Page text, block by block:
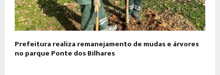
Prefeitura realiza remanejamento de mudas e árvores
no parque Ponte dos Bilhares